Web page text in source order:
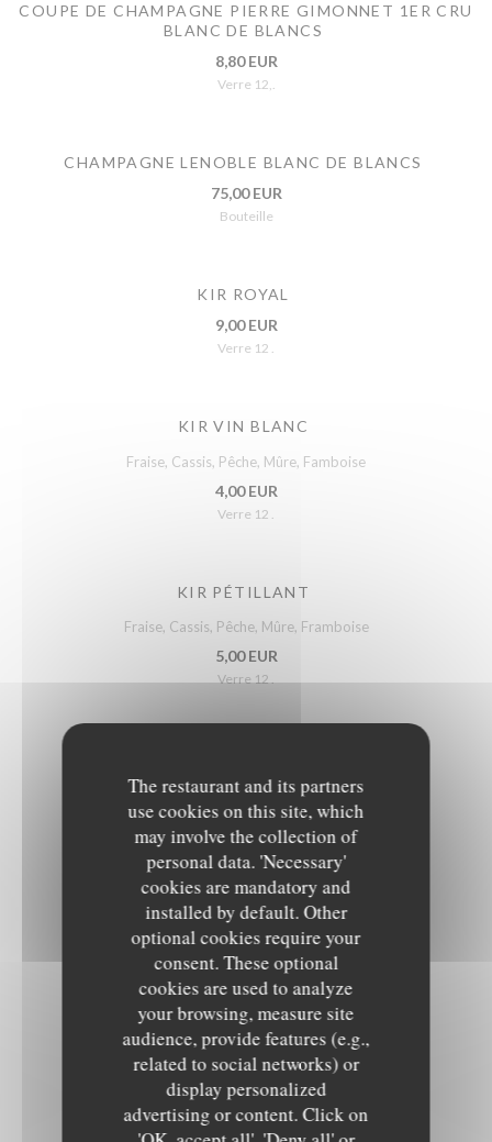
The restaurant and its partners
use cookies on this site, which
may involve the collection of
personal data. 'Necessary'
cookies are mandatory and
installed by default. Other
optional cookies require your
consent. These optional
cookies are used to analyze
your browsing, measure site
audience, provide features (e.g.,
related to social networks) or
display personalized
advertising or content. Click on
COUPE DE CHAMPAGNE PIERRE GIMONNET 1ER CRU
BLANC DE BLANCS
8,80 EUR
Verre 12,.
CHAMPAGNE LENOBLE BLANC DE BLANCS
75,00 EUR
Bouteille
KIR ROYAL
9,00 EUR
Verre 12 .
KIR VIN BLANC
Fraise, Cassis, Pêche, Mûre, Famboise
4,00 EUR
Verre 12 .
KIR PÉTILLANT
Fraise, Cassis, Pêche, Mûre, Framboise
5,00 EUR
Verre 12 .
Fruit Rouge
4,50 EUR
Verre 6 cl
PINEAU BLANC, PORTO ROUGE
4,50 EUR
MARTINI BLANC, MARTINI ROUGE
4,50 EUR
Verre 6 cl